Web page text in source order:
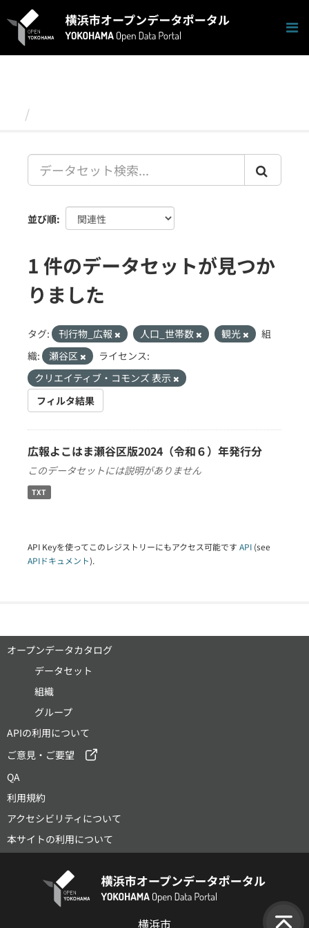
キ
並び順
1 件のデータセットが見つか
りました
タグ: 刊行物_広報 人口_世帯数 観光
組
織:
瀬谷区
ライセンス:
クリエイティブ・コモンズ 表示
フィルタ結果
広報よこはま瀬谷区版2024（令和６）年発行分
このデータセットには説明がありません
TXT
API Keyを使ってこのレジストリーにもアクセス可能です API (see
APIドキュメント).
オープンデータカタログ
データセット
組織
グループ
APIの利用について
ご意見・ご要望
QA
利用規約
アクセシビリティについて
本サイトの利用について
横浜市